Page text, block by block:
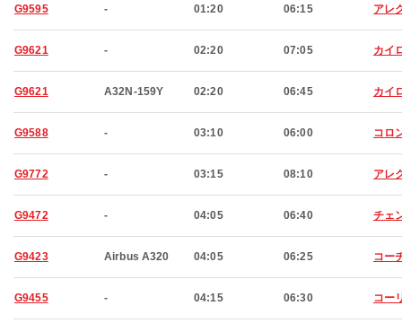
G9595 - 01:20 06:15 アレ
G9621 - 02:20 07:05 カイ
G9621 A32N-159Y 02:20 06:45 カイ
G9588 - 03:10 06:00 コロ
G9772 - 03:15 08:10 アレ
G9472 - 04:05 06:40 チェ
G9423 Airbus A320 04:05 06:25 コー
G9455 - 04:15 06:30 コー